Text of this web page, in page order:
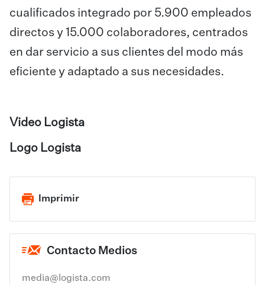
cualificados integrado por 5.900 empleados
directos y 15.000 colaboradores, centrados
en dar servicio a sus clientes del modo más
eficiente y adaptado a sus necesidades.
Video Logista
Logo Logista
Imprimir
Contacto Medios
media@logista.com